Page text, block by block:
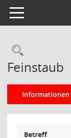
Toggle navigation
Feinstaub
Informationen
Betreff